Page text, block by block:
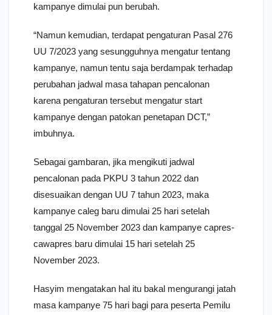
kampanye dimulai pun berubah.
“Namun kemudian, terdapat pengaturan Pasal 276
UU 7/2023 yang sesungguhnya mengatur tentang
kampanye, namun tentu saja berdampak terhadap
perubahan jadwal masa tahapan pencalonan
karena pengaturan tersebut mengatur start
kampanye dengan patokan penetapan DCT,”
imbuhnya.
Sebagai gambaran, jika mengikuti jadwal
pencalonan pada PKPU 3 tahun 2022 dan
disesuaikan dengan UU 7 tahun 2023, maka
kampanye caleg baru dimulai 25 hari setelah
tanggal 25 November 2023 dan kampanye capres-
cawapres baru dimulai 15 hari setelah 25
November 2023.
Hasyim mengatakan hal itu bakal mengurangi jatah
masa kampanye 75 hari bagi para peserta Pemilu